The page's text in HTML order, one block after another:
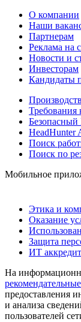
О компании
Наши
Партнерам
Реклама на
Новости и
Инвесторам
Кандидаты
Безопасный
HeadHunter
Поиск
Поиск по
Мобильное
Этика и
Оказание
Защита
ИТ
На
предоставления
и анализа
пользователей